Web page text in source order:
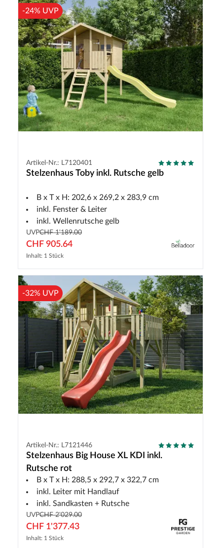
-24% UVP
Artikel-Nr.: L7120401
Stelzenhaus Toby inkl. Rutsche gelb
B x T x H: 202,6 x 269,2 x 283,9 cm
inkl. Fenster & Leiter
inkl. Wellenrutsche gelb
UVPCHF 1'189.00
CHF 905.64
Inhalt: 1 Stück
-32% UVP
Artikel-Nr.: L7121446
Stelzenhaus Big House XL KDI inkl.
Rutsche rot
B x T x H: 288,5 x 292,7 x 322,7 cm
inkl. Leiter mit Handlauf
inkl. Sandkasten + Rutsche
UVPCHF 2'029.00
CHF 1'377.43
Inhalt: 1 Stück